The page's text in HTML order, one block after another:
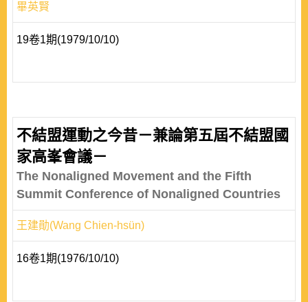
畢英賢
19卷1期(1979/10/10)
不結盟運動之今昔－兼論第五屆不結盟國
家高峯會議－
The Nonaligned Movement and the Fifth
Summit Conference of Nonaligned Countries
王建勛(Wang Chien-hsün)
16卷1期(1976/10/10)